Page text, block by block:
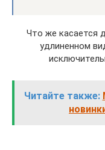
Что же касается
удлиненном
Читайте также: